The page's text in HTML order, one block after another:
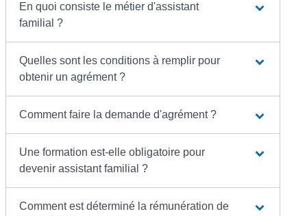
En quoi consiste le métier d'assistant
familial ?
Quelles sont les conditions à remplir pour
obtenir un agrément ?
Comment faire la demande d'agrément ?
Une formation est-elle obligatoire pour
devenir assistant familial ?
Comment est déterminé la rémunération de